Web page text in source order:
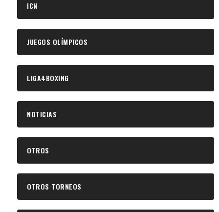
ICN
JUEGOS OLÍMPICOS
LIGA4BOXING
NOTICIAS
OTROS
OTROS TORNEOS